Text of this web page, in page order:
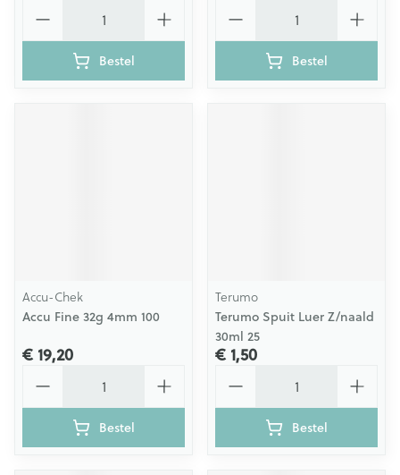
Bestel Bestel
Accu-Chek
Accu Fine 32g 4mm 100
€ 19,20
Bestel
Terumo
Terumo Spuit Luer Z/naald
30ml 25
€ 1,50
Bestel